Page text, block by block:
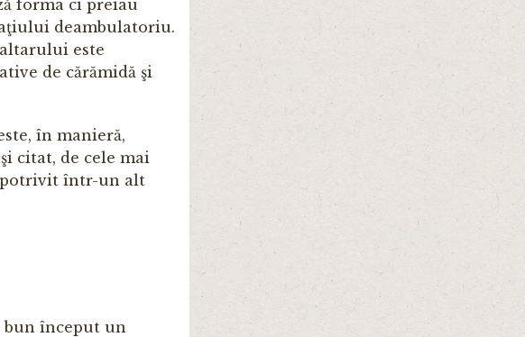
forma ci preiau
deambulatoriu.
este
de cărămidă şi
în manieră,
citat, de cele mai
într-un alt
bun început un